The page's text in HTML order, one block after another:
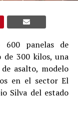
600 panelas de
de 300 kilos, una
asalto, modelo
en el sector El
Silva del estado